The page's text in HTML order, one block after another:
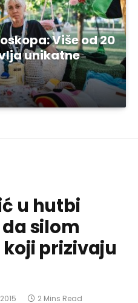
Više od 20
unikatne
u hutbi
silom
prizivaju
2 Mins Read